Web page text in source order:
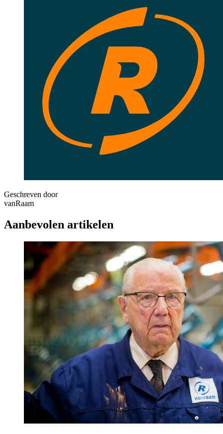
Geschreven door
vanRaam
Aanbevolen artikelen